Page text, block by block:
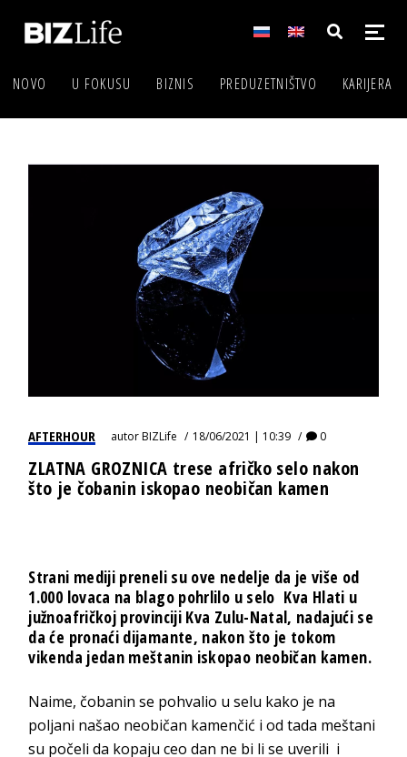
NOVO U FOKUSU BIZNIS PREDUZETNIŠTVO KARIJERA
AFTERHOUR autorBIZLife 18/06/2021 | 10:39 0
ZLATNA GROZNICA trese afričko selo nakon
što je čobanin iskopao neobičan kamen
Strani mediji preneli su ove nedelje da je više od
1.000 lovaca na blago pohrlilo u selo Kva Hlati u
južnoafričkoj provinciji Kva Zulu-Natal, nadajući se
da će pronaći dijamante, nakon što je tokom
vikenda jedan meštanin iskopao neobičan kamen.
Naime, čobanin se pohvalio u selu kako je na
poljani našao neobičan kamenčić i od tada meštani
su počeli da kopaju ceo dan ne bi li se uverili i